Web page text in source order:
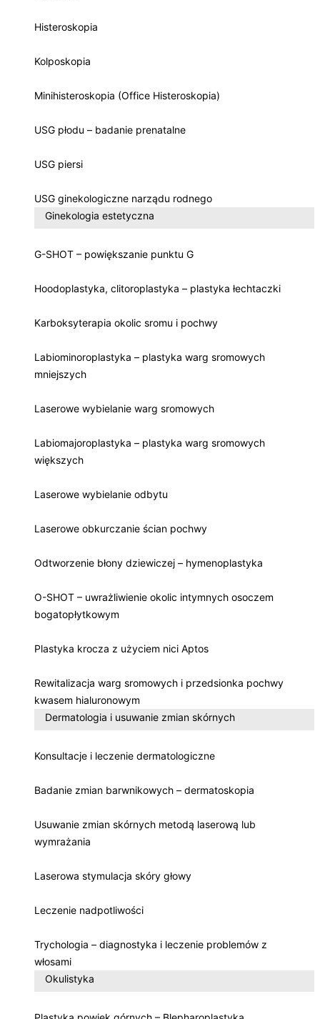
Histeroskopia
Kolposkopia
Minihisteroskopia (Office Histeroskopia)
USG płodu – badanie prenatalne
USG piersi
USG ginekologiczne narządu rodnego
Ginekologia estetyczna
G-SHOT – powiększanie punktu G
Hoodoplastyka, clitoroplastyka – plastyka łechtaczki
Karboksyterapia okolic sromu i pochwy
Labiominoroplastyka – plastyka warg sromowych
mniejszych
Laserowe wybielanie warg sromowych
Labiomajoroplastyka – plastyka warg sromowych
większych
Laserowe wybielanie odbytu
Laserowe obkurczanie ścian pochwy
Odtworzenie błony dziewiczej – hymenoplastyka
O-SHOT – uwrażliwienie okolic intymnych osoczem
bogatopłytkowym
Plastyka krocza z użyciem nici Aptos
Rewitalizacja warg sromowych i przedsionka pochwy
kwasem hialuronowym
Dermatologia i usuwanie zmian skórnych
Konsultacje i leczenie dermatologiczne
Badanie zmian barwnikowych – dermatoskopia
Usuwanie zmian skórnych metodą laserową lub
wymrażania
Laserowa stymulacja skóry głowy
Leczenie nadpotliwości
Trychologia – diagnostyka i leczenie problemów z
włosami
Okulistyka